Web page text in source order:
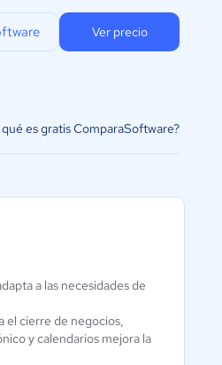
Ver precio
qué es gratis ComparaSoftware?
CRM Chile
3.6 / 5
a las necesidades de
el cierre de negocios,
y calendarios mejora la